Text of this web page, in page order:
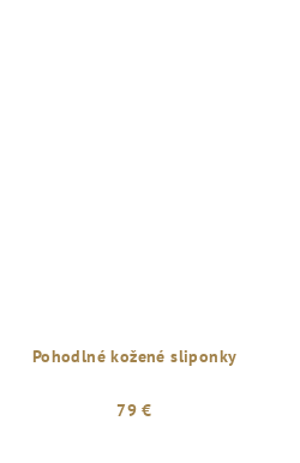
Pohodlné kožené sliponky
79 €